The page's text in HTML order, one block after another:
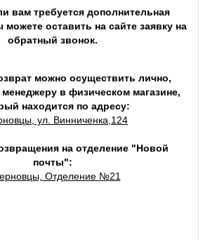
вам требуется дополнительная
оставить на сайте заявку на
обратный звонок.
можно осуществить лично,
в физическом магазине,
находится по адресу:
ул. Винниченка,124
на отделение "Новой
почты":
Отделение №21